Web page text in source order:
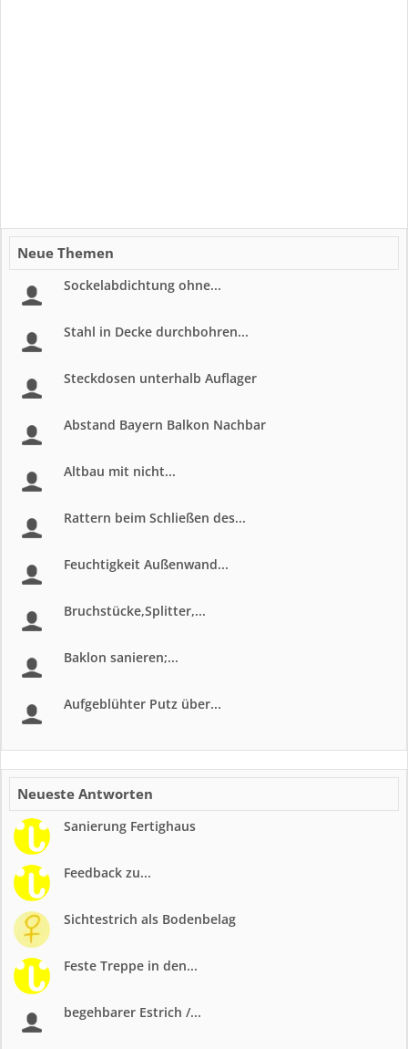
Neue Themen
Sockelabdichtung ohne...
Stahl in Decke durchbohren...
Steckdosen unterhalb Auflager
Abstand Bayern Balkon Nachbar
Altbau mit nicht...
Rattern beim Schließen des...
Feuchtigkeit Außenwand...
Bruchstücke,Splitter,...
Baklon sanieren;...
Aufgeblühter Putz über...
Neueste Antworten
Sanierung Fertighaus
Feedback zu...
Sichtestrich als Bodenbelag
Feste Treppe in den...
begehbarer Estrich /...